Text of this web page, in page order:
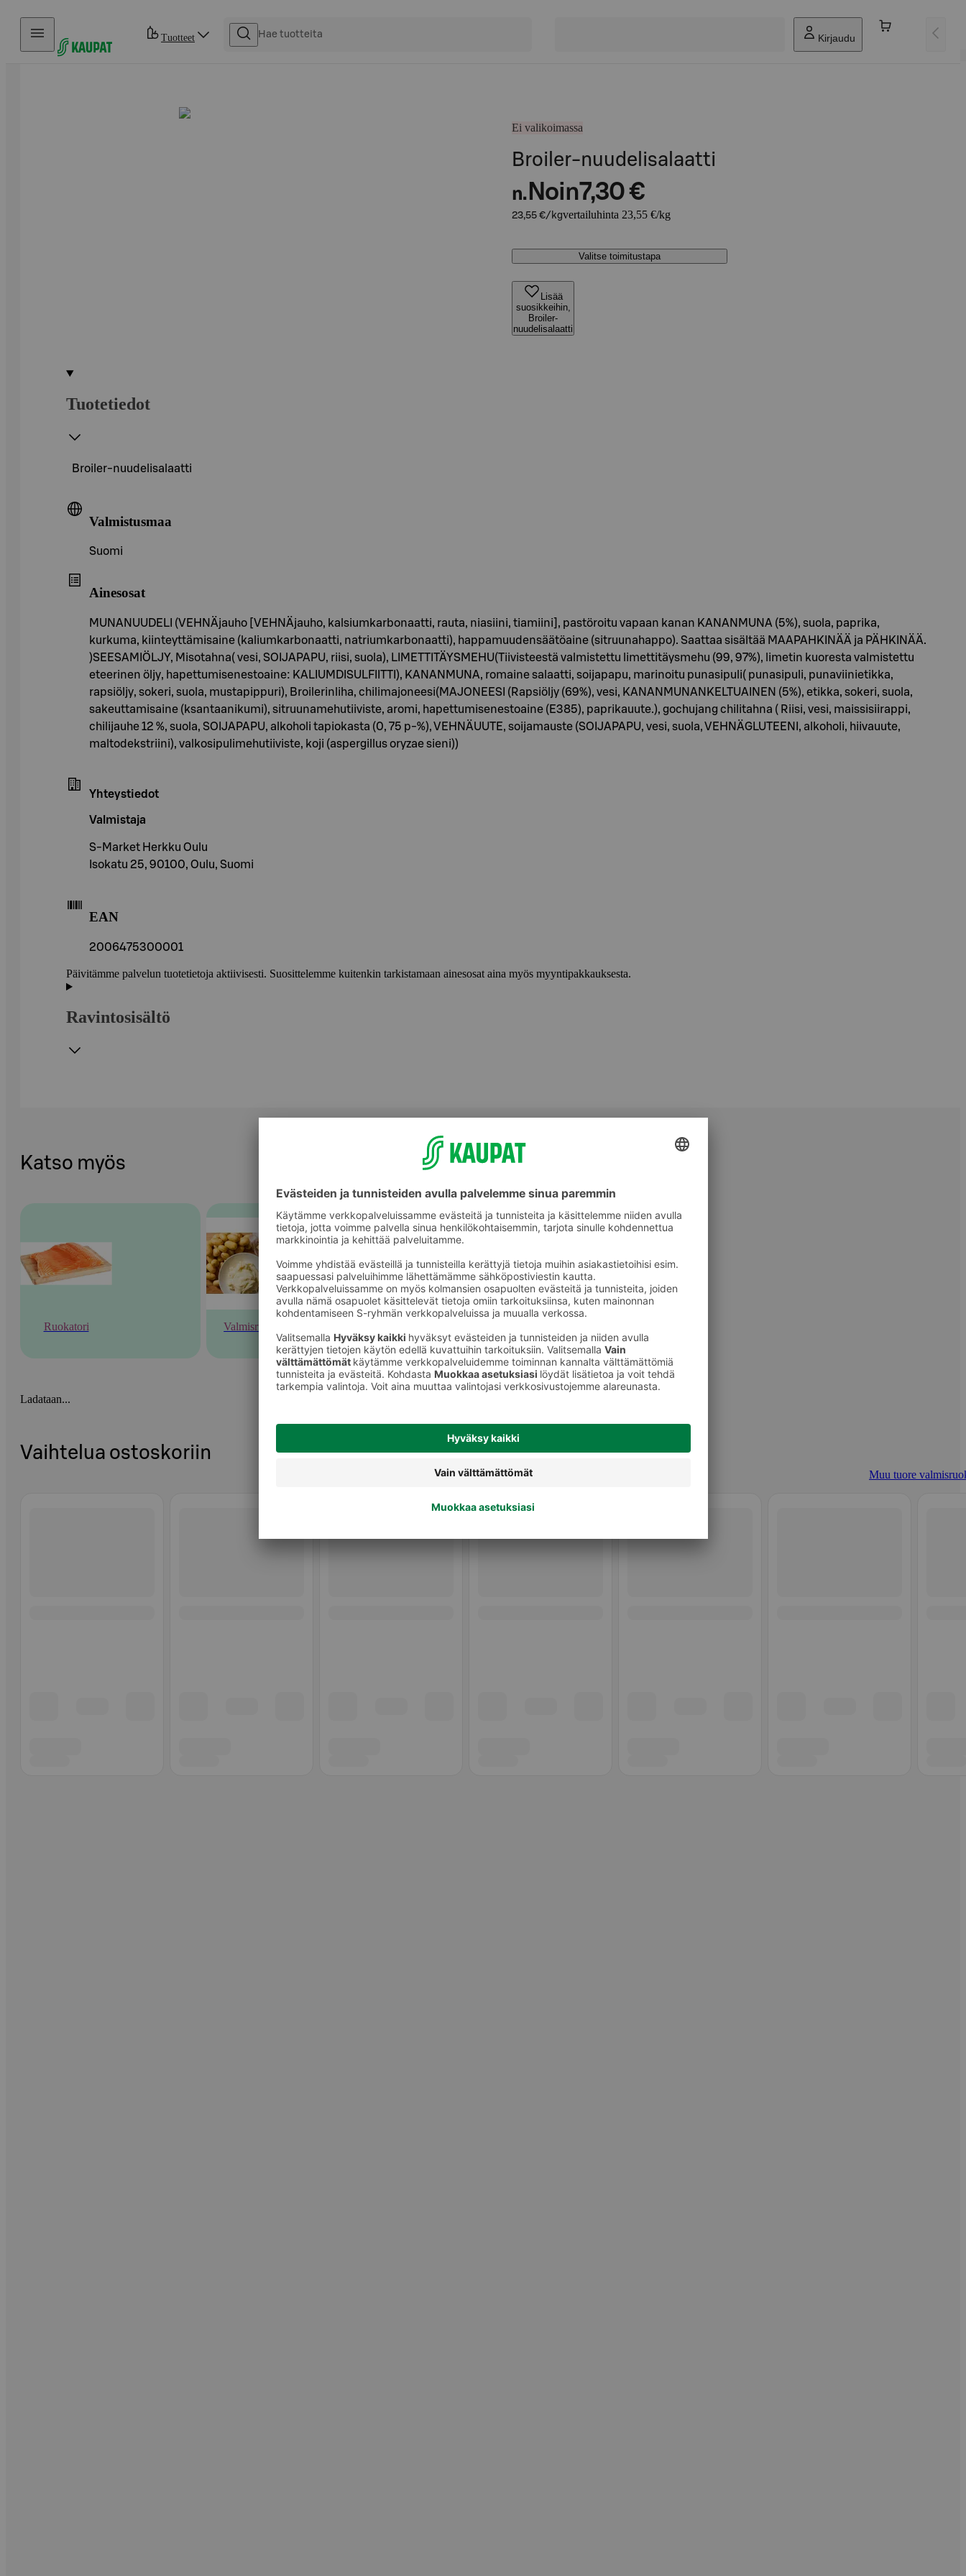
Hyppää sisältöön
Tuotteet Kirjaudu
Ei valikoimassa
Broiler-nuudelisalaatti
n. Noin7,30 €
23,55 €/kgvertailuhinta 23,55 €/kg
Valitse toimitustapa
Lisää
suosikkeihin,
Broiler-
nuudelisalaatti
Tuotetiedot
Broiler-nuudelisalaatti
Valmistusmaa
Suomi
Ainesosat
MUNANUUDELI (VEHNÄjauho [VEHNÄjauho, kalsiumkarbonaatti, rauta, niasiini, tiamiini], pastöroitu vapaan kanan KANANMUNA (5%), suola, paprika,
kurkuma, kiinteyttämisaine (kaliumkarbonaatti, natriumkarbonaatti), happamuudensäätöaine (sitruunahappo). Saattaa sisältää MAAPAHKINÄÄ ja PÄHKINÄÄ.
)SEESAMIÖLJY, Misotahna( vesi, SOIJAPAPU, riisi, suola), LIMETTITÄYSMEHU(Tiivisteestä valmistettu limettitäysmehu (99, 97%), limetin kuoresta valmistettu
eteerinen öljy, hapettumisenestoaine: KALIUMDISULFIITTI), KANANMUNA, romaine salaatti, soijapapu, marinoitu punasipuli( punasipuli, punaviinietikka,
rapsiöljy, sokeri, suola, mustapippuri), Broilerinliha, chilimajoneesi(MAJONEESI (Rapsiöljy (69%), vesi, KANANMUNANKELTUAINEN (5%), etikka, sokeri, suola,
sakeuttamisaine (ksantaanikumi), sitruunamehutiiviste, aromi, hapettumisenestoaine (E385), paprikauute.), gochujang chilitahna ( Riisi, vesi, maissisiirappi,
chilijauhe 12 %, suola, SOIJAPAPU, alkoholi tapiokasta (0, 75 p-%), VEHNÄUUTE, soijamauste (SOIJAPAPU, vesi, suola, VEHNÄGLUTEENI, alkoholi, hiivauute,
maltodekstriini), valkosipulimehutiiviste, koji (aspergillus oryzae sieni))
Yhteystiedot
Valmistaja
S-Market Herkku Oulu
Isokatu 25, 90100, Oulu, Suomi
EAN
2006475300001
Päivitämme palvelun tuotetietoja aktiivisesti. Suosittelemme kuitenkin tarkistamaan ainesosat aina myös myyntipakkauksesta.
Ravintosisältö
Katso myös
Ruokatori Valmisruoka
Ladataan...
Vaihtelua ostoskoriin
Muu tuore